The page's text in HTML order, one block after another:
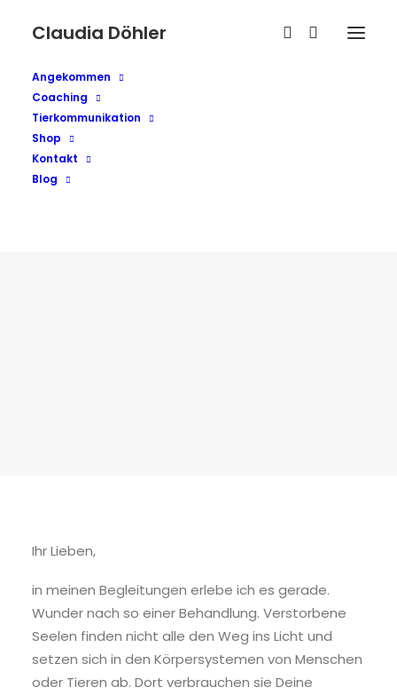
Claudia Döhler
Angekommen
Coaching
Tierkommunikation
Shop
Kontakt
Blog
Ihr Lieben,
in meinen Begleitungen erlebe ich es gerade.
Wunder nach so einer Behandlung. Verstorbene
Seelen finden nicht alle den Weg ins Licht und
setzen sich in den Körpersystemen von Menschen
oder Tieren ab. Dort verbrauchen sie Deine